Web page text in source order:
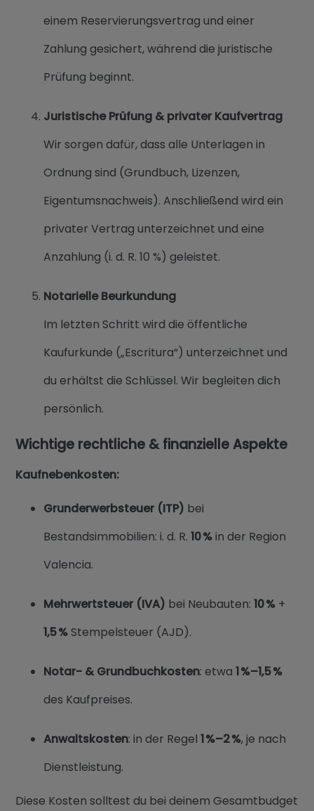
einem Reservierungsvertrag und einer
Zahlung gesichert, während die juristische
Prüfung beginnt.
Juristische Prüfung & privater Kaufvertrag
Wir sorgen dafür, dass alle Unterlagen in
Ordnung sind (Grundbuch, Lizenzen,
Eigentumsnachweis). Anschließend wird ein
privater Vertrag unterzeichnet und eine
Anzahlung (i. d. R. 10 %) geleistet.
Notarielle Beurkundung
Im letzten Schritt wird die öffentliche
Kaufurkunde („Escritura“) unterzeichnet und
du erhältst die Schlüssel. Wir begleiten dich
persönlich.
Wichtige rechtliche & finanzielle Aspekte
Kaufnebenkosten:
Grunderwerbsteuer (ITP) bei
Bestandsimmobilien: i. d. R.10 %in der Region
Valencia.
Mehrwertsteuer (IVA) bei Neubauten:10 % +
1,5 %Stempelsteuer (AJD).
Notar- & Grundbuchkosten: etwa1 %–1,5 %
des Kaufpreises.
Anwaltskosten: in der Regel1 %–2 %, je nach
Dienstleistung.
Diese Kosten solltest du bei deinem Gesamtbudget